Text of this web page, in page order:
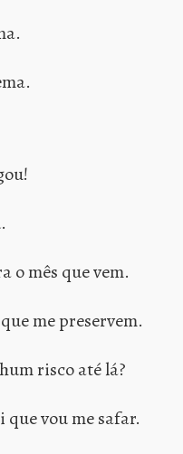
o mês que vem.
me preservem.
risco até lá?
que vou me safar.